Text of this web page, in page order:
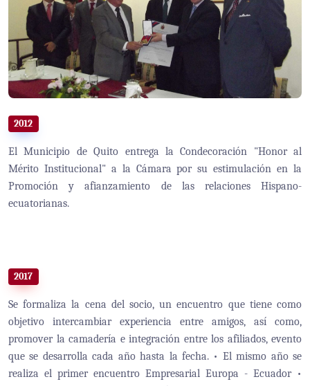
2012
El Municipio de Quito entrega la Condecoración "Honor al
Mérito Institucional" a la Cámara por su estimulación en la
Promoción y afianzamiento de las relaciones Hispano-
ecuatorianas.
2017
Se formaliza la cena del socio, un encuentro que tiene como
objetivo intercambiar experiencia entre amigos, así como,
promover la camadería e integración entre los afiliados, evento
que se desarrolla cada año hasta la fecha. • El mismo año se
realiza el primer encuentro Empresarial Europa - Ecuador •